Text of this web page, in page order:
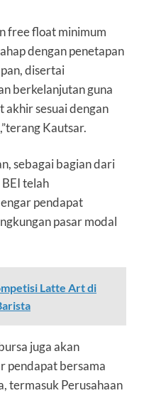
free float minimum
dengan penetapan
disertai
berkelanjutan guna
akhir sesuai dengan
Kautsar.
sebagai bagian dari
telah
pendapat
pasar modal
Latte Art di
juga akan
pendapat bersama
termasuk Perusahaan